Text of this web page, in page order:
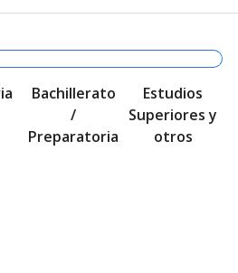
Bachillerato
/
Preparatoria
Estudios
Superiores y
otros